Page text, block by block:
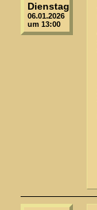
Dienstag
06.01.2026
um 13:00